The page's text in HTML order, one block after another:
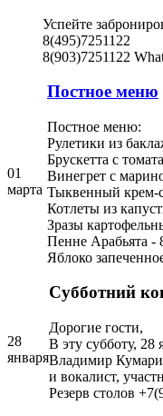
Успейте
8(495)7251122
8(903)7251122
01
марта
Постное меню
Постное меню:
Рулетики из
Брускетта с
Винегрет с
Тыквенный крем-
Котлеты из
Зразы
Пенне Арабьята -
Яблоко
28
января
Субботний
Дорогие гости,
В эту субботу, 28
Владимир
и вокалист,
Резерв столов